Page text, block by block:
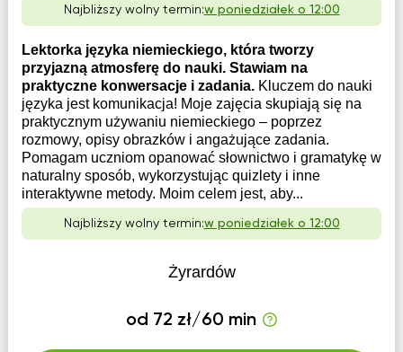
Najbliższy wolny termin:w poniedziałek o 12:00
Lektorka języka niemieckiego, która tworzy
przyjazną atmosferę do nauki. Stawiam na
praktyczne konwersacje i zadania. Kluczem do nauki
języka jest komunikacja! Moje zajęcia skupiają się na
praktycznym używaniu niemieckiego – poprzez
rozmowy, opisy obrazków i angażujące zadania.
Pomagam uczniom opanować słownictwo i gramatykę w
naturalny sposób, wykorzystując quizlety i inne
interaktywne metody. Moim celem jest, aby...
Najbliższy wolny termin:w poniedziałek o 12:00
Żyrardów
od 72 zł/60 min